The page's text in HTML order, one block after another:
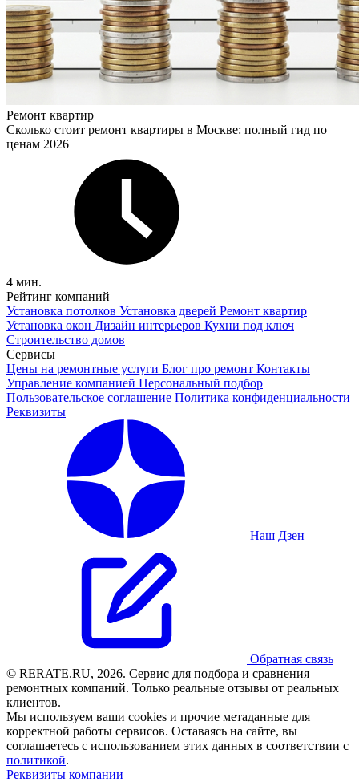
Ремонт квартир
Сколько стоит ремонт квартиры в Москве: полный гид по
ценам 2026
4 мин.
Рейтинг компаний
Установка потолков Установка дверей Ремонт квартир
Установка окон Дизайн интерьеров Кухни под ключ
Строительство домов
Сервисы
Цены на ремонтные услуги Блог про ремонт Контакты
Управление компанией Персональный подбор
Пользовательское соглашение Политика конфиденциальности
Реквизиты
Наш Дзен
Обратная связь
© RERATE.RU, 2026. Сервис для подбора и сравнения
ремонтных компаний. Только реальные отзывы от реальных
клиентов.
Мы используем ваши cookies и прочие метаданные для
корректной работы сервисов. Оставаясь на сайте, вы
соглашаетесь с использованием этих данных в соответствии с
политикой.
Реквизиты компании